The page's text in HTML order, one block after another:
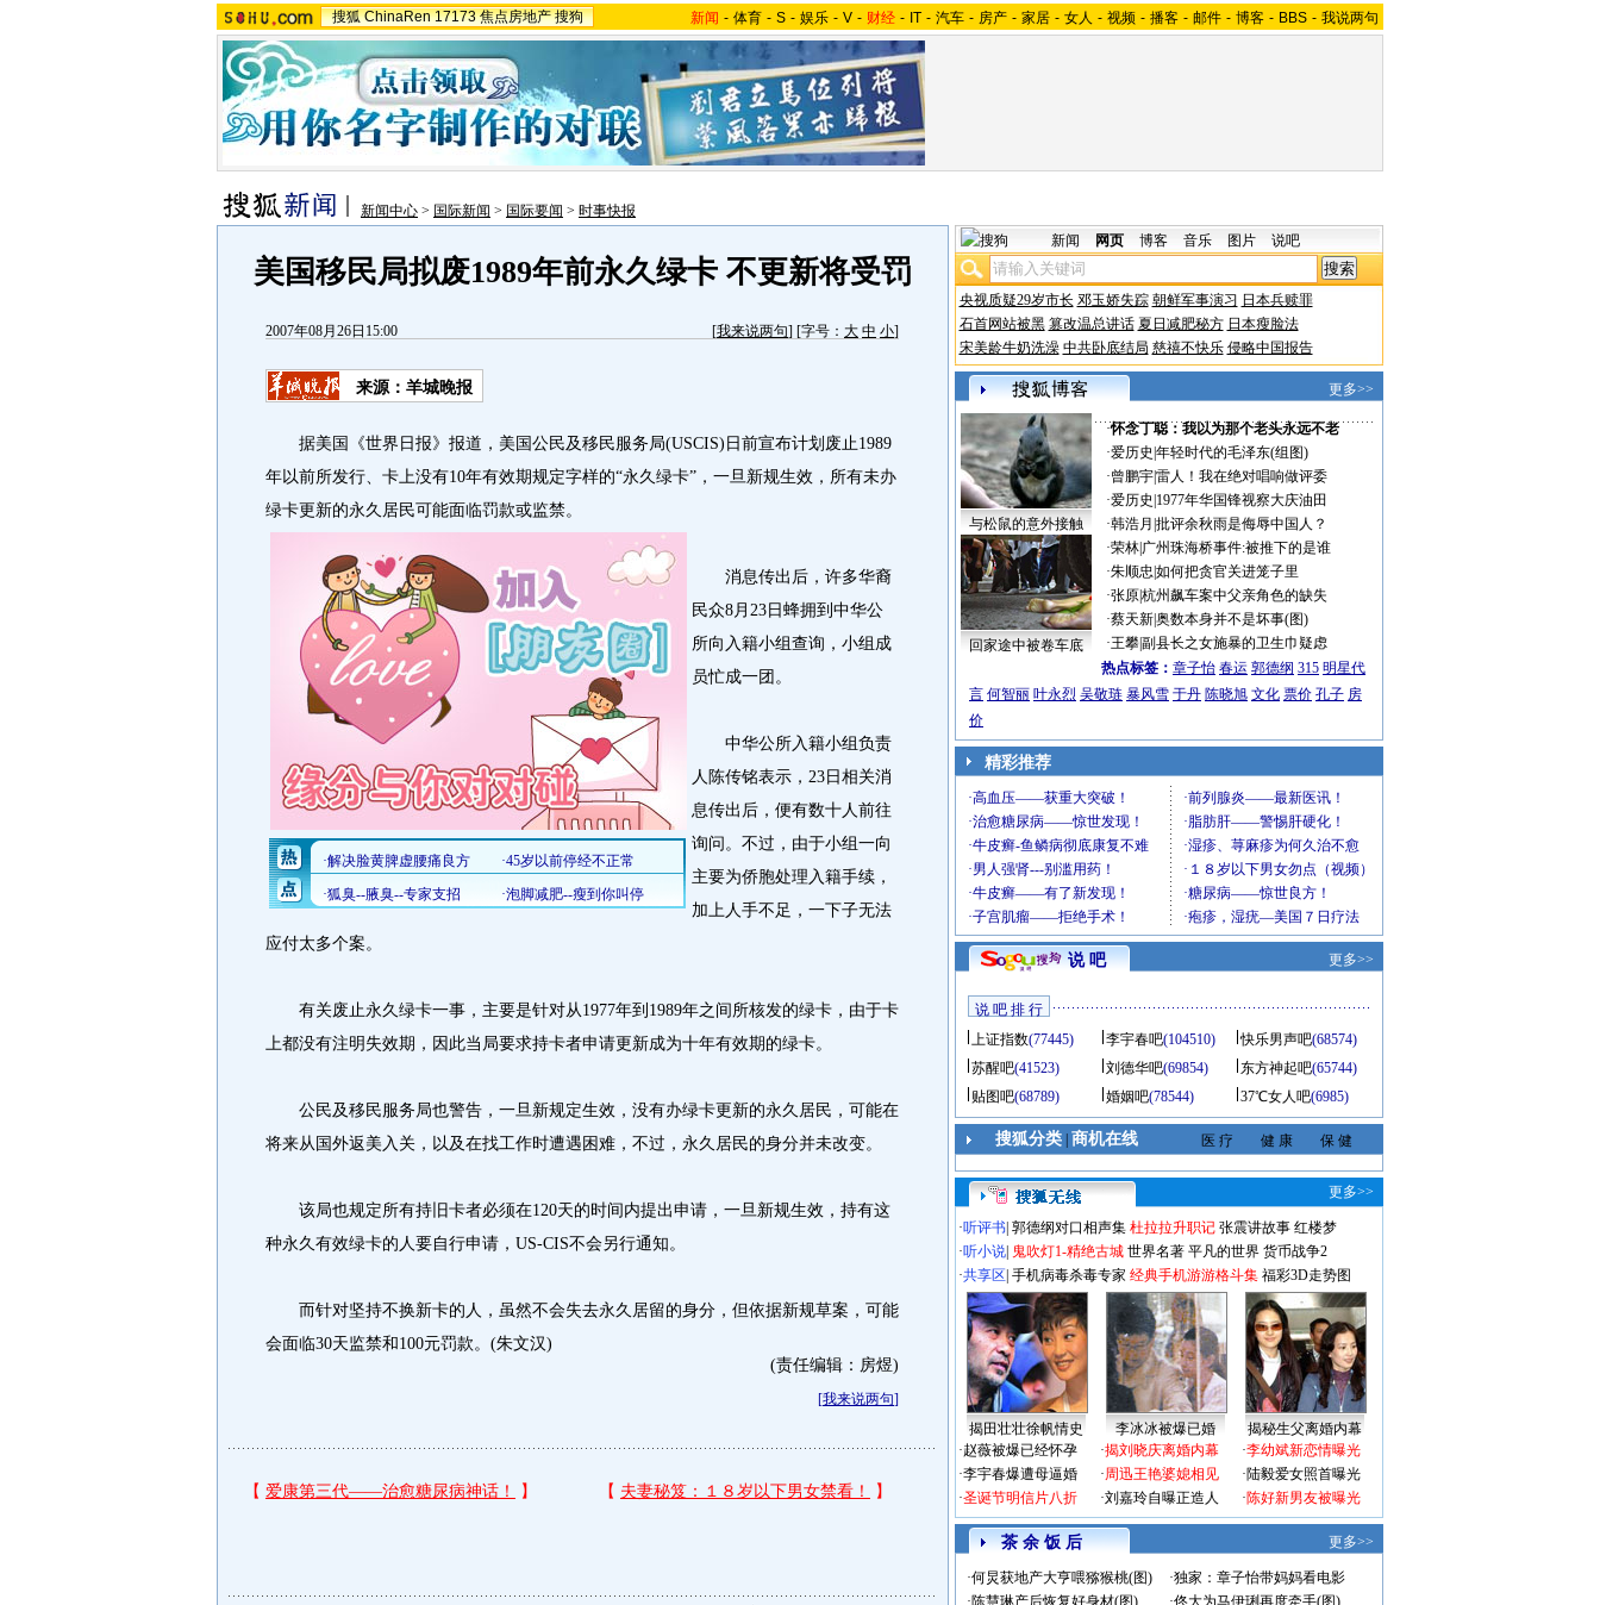
搜狐 ChinaRen 17173 焦点房地产 搜狗 新闻 - 体育 - S - 娱乐 - V - 财经 - IT - 汽车 - 房产 - 家居 - 女人 - 视频 - 播客 - 邮件 - 博客 - BBS - 我说两句
新闻中心 > 国际新闻 > 国际要闻 > 时事快报
美国移民局拟废1989年前永久绿卡 不更新将受罚
2007年08月26日15:00 [我来说两句] [字号： 大 中 小]
来源：羊城晚报
据美国《世界日报》报道，美国公民及移民服务局(USCIS)日前宣布计划废止1989
年以前所发行、卡上没有10年有效期规定字样的“永久绿卡”，一旦新规生效，所有未办
绿卡更新的永久居民可能面临罚款或监禁。
消息传出后，许多华裔
民众8月23日蜂拥到中华公
所向入籍小组查询，小组成
员忙成一团。
中华公所入籍小组负责
人陈传铭表示，23日相关消
息传出后，便有数十人前往
询问。不过，由于小组一向
主要为侨胞处理入籍手续，
加上人手不足，一下子无法
应付太多个案。
有关废止永久绿卡一事，主要是针对从1977年到1989年之间所核发的绿卡，由于卡
上都没有注明失效期，因此当局要求持卡者申请更新成为十年有效期的绿卡。
公民及移民服务局也警告，一旦新规定生效，没有办绿卡更新的永久居民，可能在
将来从国外返美入关，以及在找工作时遭遇困难，不过，永久居民的身分并未改变。
该局也规定所有持旧卡者必须在120天的时间内提出申请，一旦新规生效，持有这
种永久有效绿卡的人要自行申请，US-CIS不会另行通知。
而针对坚持不换新卡的人，虽然不会失去永久居留的身分，但依据新规草案，可能
会面临30天监禁和100元罚款。(朱文汉)
(责任编辑：房煜)
[我来说两句]
新闻 网页 博客 音乐 图片 说吧
央视质疑29岁市长 邓玉娇失踪 朝鲜军事演习 日本兵赎罪
石首网站被黑 篡改温总讲话 夏日减肥秘方 日本瘦脸法
宋美龄牛奶洗澡 中共卧底结局 慈禧不快乐 侵略中国报告
更多>>
与松鼠的意外接触
回家途中被卷车底
·怀念丁聪：我以为那个老头永远不老
·爱历史 年轻时代的毛泽东(组图)
·曾鹏宇|雷人！我在绝对唱响做评委
·爱历史 1977年华国锋视察大庆油田
·韩浩月 批评余秋雨是侮辱中国人？
·荣林| 广州珠海桥事件:被推下的是谁
·朱顺忠 如何把贪官关进笼子里
·张原|杭州飙车案中父亲角色的缺失
·蔡天新|奥数本身并不是坏事(图)
·王攀|副县长之女施暴的卫生巾疑虑
热点标签： 章子怡 春运 郭德纲 315 明星代
言 何智丽 叶永烈 吴敬琏 暴风雪 于丹 陈晓旭 文化 票价 孔子 房
价
精彩推荐
说 吧 更多>>
说 吧 排 行
上证指数(77445) 李宇春吧(104510) 快乐男声吧(68574)
苏醒吧(41523) 刘德华吧(69854) 东方神起吧(65744)
贴图吧(68789) 婚姻吧(78544) 37℃女人吧(6985)
搜狐分类 商机在线 医 疗 健 康 保 健
更多>>
·听评书 郭德纲对口相声集 杜拉拉升职记 张震讲故事 红楼梦
·听小说 鬼吹灯1-精绝古城 世界名著 平凡的世界 货币战争2
·共享区 手机病毒杀毒专家 经典手机游游格斗集 福彩3D走势图
揭田壮壮徐帆情史 李冰冰被爆已婚
揭秘生父离婚内幕
·赵薇被爆已经怀孕
·李宇春爆遭母逼婚
·圣诞节明信片八折
·揭刘晓庆离婚内幕
·周迅王艳婆媳相见
·刘嘉玲自曝正造人
·李幼斌新恋情曝光
·陆毅爱女照首曝光
·陈好新男友被曝光
茶 余 饭 后 更多>>
·何炅获地产大亨喂猕猴桃(图) ·独家：章子怡带妈妈看电影
·陈慧琳产后恢复好身材(图) ·佟大为马伊琍再度牵手(图)